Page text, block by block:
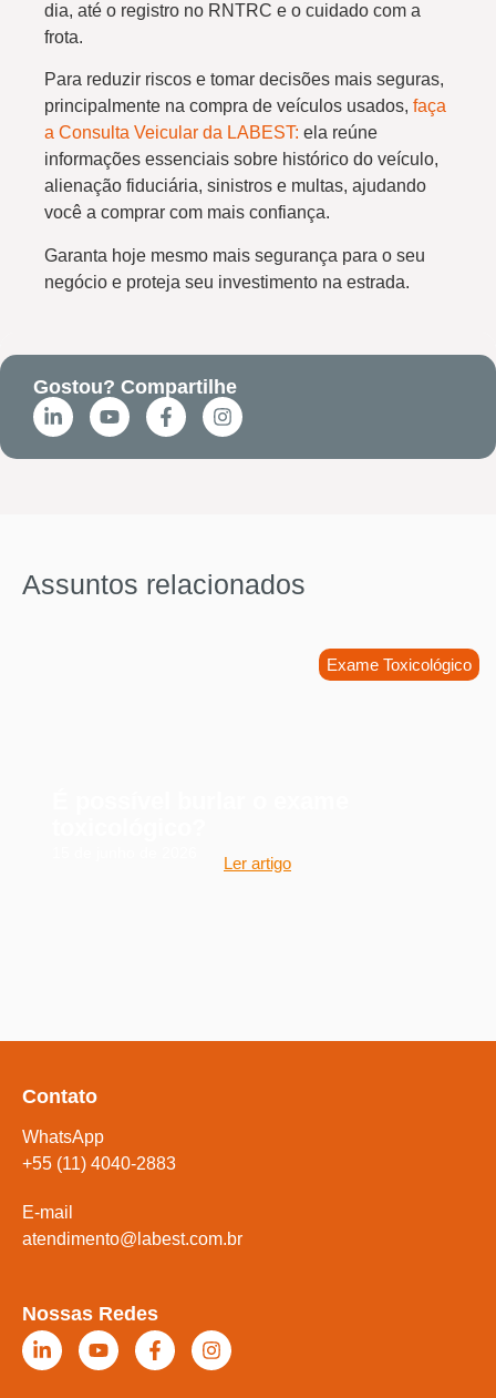
dia, até o registro no RNTRC e o cuidado com a
frota.
Para reduzir riscos e tomar decisões mais seguras,
principalmente na compra de veículos usados, faça
a Consulta Veicular da LABEST: ela reúne
informações essenciais sobre histórico do veículo,
alienação fiduciária, sinistros e multas, ajudando
você a comprar com mais confiança.
Garanta hoje mesmo mais segurança para o seu
negócio e proteja seu investimento na estrada.
Gostou? Compartilhe
Assuntos relacionados
Exame Toxicológico
Ler artigo
Contato
WhatsApp
+55 (11) 4040-2883
E-mail
atendimento@labest.com.br
Nossas Redes